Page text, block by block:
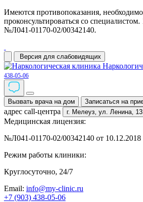
Имеются противопоказания, необходимо
проконсультироваться со
№Л041-01170-02/00342140.
Версия для слабовидящих
438-05-06
Вызвать врача на дом Записаться на
адрес call-центра г. Мелеуз, ул. Ленина,
Медицинская лицензия:
№Л041-01170-02/00342140 от 10.12.2018
Режим работы клиники:
Круглосуточно, 24/7
Email: info@my-clinic.ru
+7 (903) 438-05-06